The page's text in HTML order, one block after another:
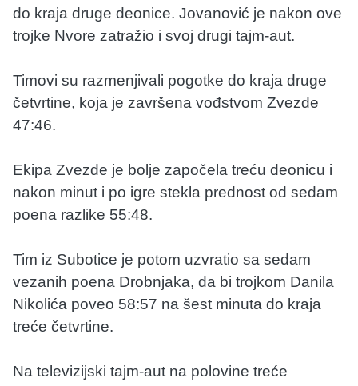
do kraja druge deonice. Jovanović je nakon ove
trojke Nvore zatražio i svoj drugi tajm-aut.
Timovi su razmenjivali pogotke do kraja druge
četvrtine, koja je završena vođstvom Zvezde
47:46.
Ekipa Zvezde je bolje započela treću deonicu i
nakon minut i po igre stekla prednost od sedam
poena razlike 55:48.
Tim iz Subotice je potom uzvratio sa sedam
vezanih poena Drobnjaka, da bi trojkom Danila
Nikolića poveo 58:57 na šest minuta do kraja
treće četvrtine.
Na televizijski tajm-aut na polovine treće